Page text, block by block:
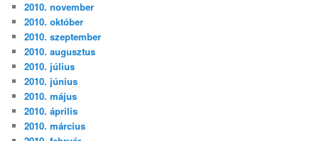
2010. november
2010. október
2010. szeptember
2010. augusztus
2010. július
2010. június
2010. május
2010. április
2010. március